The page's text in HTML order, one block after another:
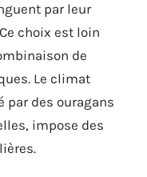
par leur
choix est loin
de
Le climat
par des ouragans
impose des